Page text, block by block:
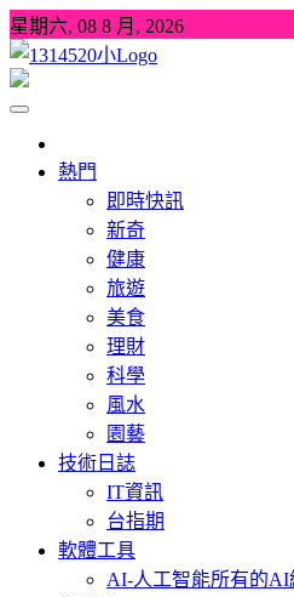
Skip
to
content
星期六, 08 8 月, 2026
發現、學習並與我們一起玩樂!
熱門
即時快訊
新奇
健康
旅遊
美食
理財
科學
風水
園藝
技術日誌
IT資訊
台指期
軟體工具
AI-人工智能所有的AI